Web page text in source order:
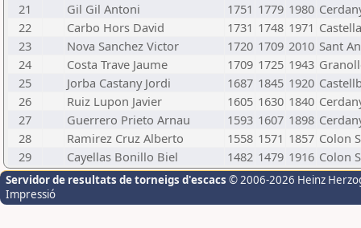
21
Gil Gil Antoni 1751 1779 1980
22
Carbo Hors David 1731 1748 1971
23
Nova Sanchez Victor 1720 1709 2010 Sant
24
Costa Trave Jaume 1709 1725 1943
25
Jorba Castany Jordi 1687 1845 1920
26
Ruiz Lupon Javier 1605 1630 1840
27
Guerrero Prieto Arnau 1593 1607 1898
28
Ramirez Cruz Alberto 1558 1571 1857 Colon
29
Cayellas Bonillo Biel 1482 1479 1916 Colon
Servidor de resultats de torneigs d'escacs © 2006-2026 Heinz
Impressió